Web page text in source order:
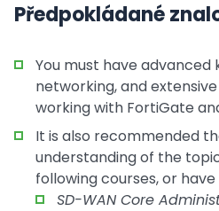
Předpokládané
You must have advanced
networking, and
working with FortiGate
It is also recommended
understanding of the
following courses, or
SD-WAN Core